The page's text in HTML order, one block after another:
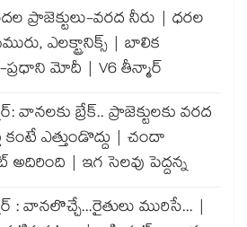
ప్రాజెక్టులు-వరద నీరు | ధరల
ఎలక్ట్రానిక్స్ | బాలిక
ప్రధాని మోదీ | V6 తీన్మార్
వానలకు బ్రేక్.. ప్రాజెక్టులకు వరద
కంటే ఎత్తుండొద్దు | చందా
అదిరింది | ఇగ సెలవు పెద్దన్న
: వానలొచ్చే...రైతులు మురిసే... |